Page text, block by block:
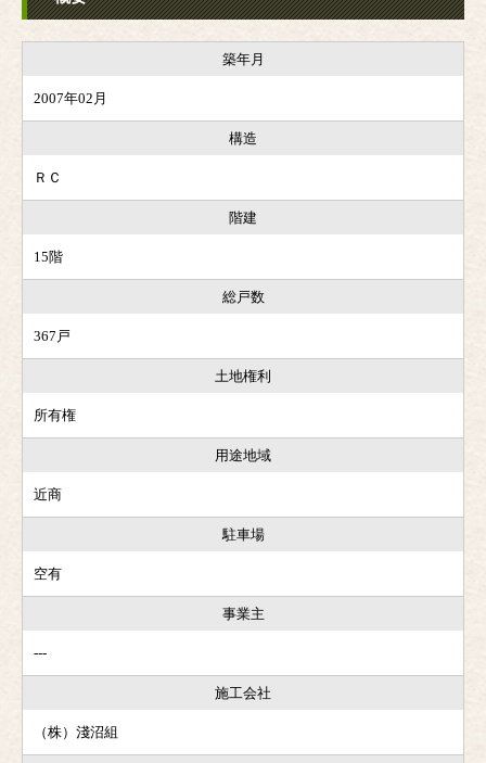
築年月
2007年02月
構造
ＲＣ
階建
15階
総戸数
367戸
土地権利
所有権
用途地域
近商
駐車場
空有
事業主
---
施工会社
（株）淺沼組